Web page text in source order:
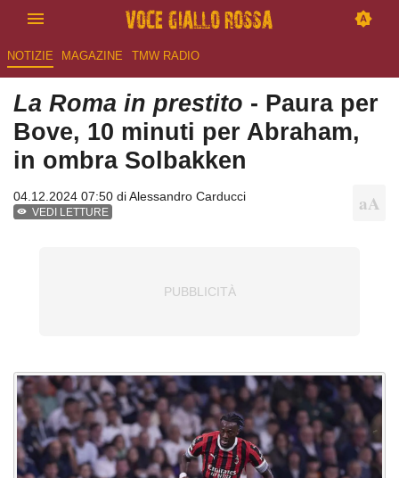
NOTIZIE MAGAZINE TMW RADIO
La Roma in prestito - Paura per
Bove, 10 minuti per Abraham,
in ombra Solbakken
04.12.2024 07:50 diAlessandro Carducci
VEDI LETTURE